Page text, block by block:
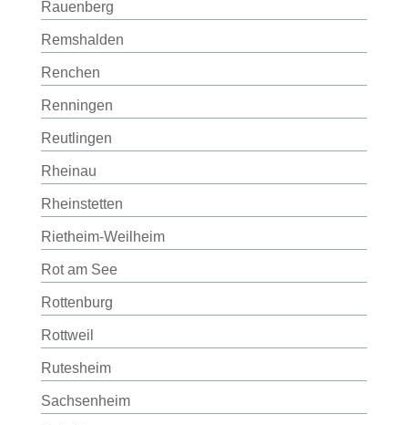
Rauenberg
Remshalden
Renchen
Renningen
Reutlingen
Rheinau
Rheinstetten
Rietheim-Weilheim
Rot am See
Rottenburg
Rottweil
Rutesheim
Sachsenheim